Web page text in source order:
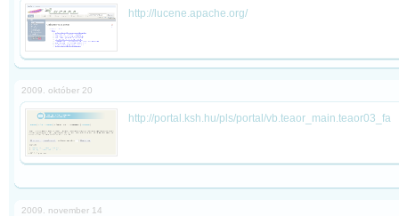
http://lucene.apache.org/
2009. október 20
http://portal.ksh.hu/pls/portal/vb.teaor_main.teaor03_fa
2009. november 14